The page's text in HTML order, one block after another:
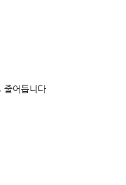
줄어듭니다